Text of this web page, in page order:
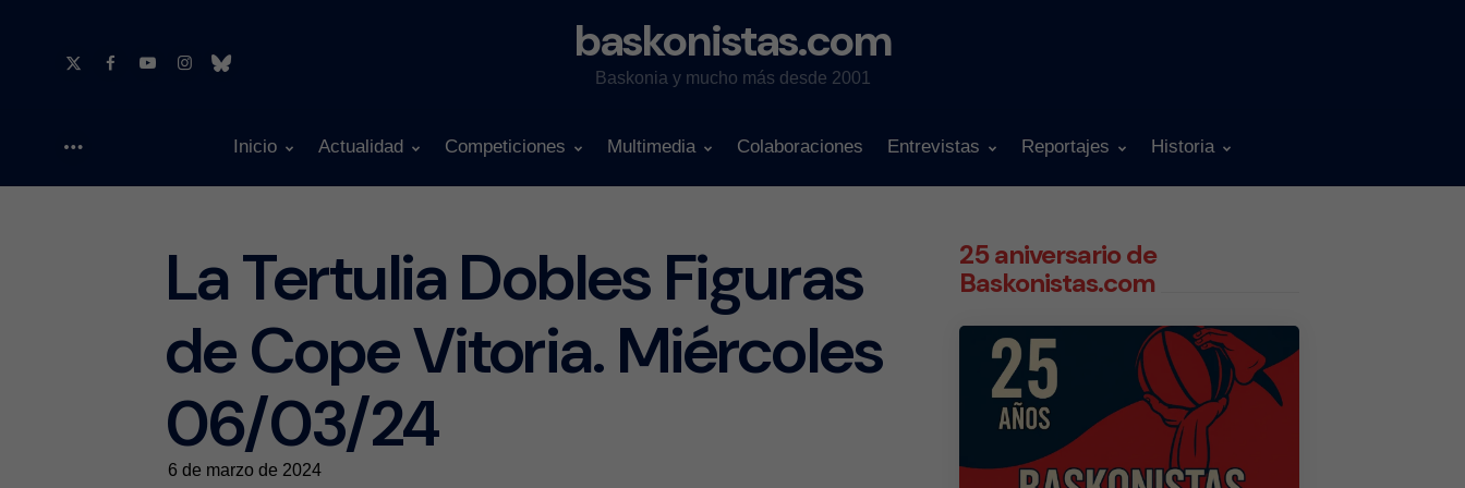
baskonistas.com
Baskonia y mucho más desde 2001
Inicio Actualidad Competiciones Multimedia Colaboraciones Entrevistas Reportajes Historia
La Tertulia Dobles Figuras
de Cope Vitoria. Miércoles
06/03/24
6 de marzo de 2024
25 aniversario de
Baskonistas.com